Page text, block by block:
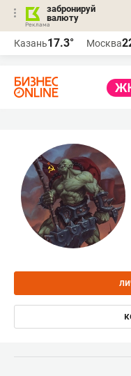
забронируй
валюту
Казань17.3° Москва